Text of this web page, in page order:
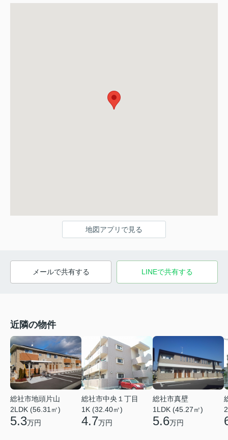
地図アプリで見る
メールで共有する LINEで共有する
近隣の物件
総社市地頭片山
2LDK (56.31㎡)
5.3万円
総社市中央１丁目
1K (32.40㎡)
4.7万円
総社市真壁
1LDK (45.27㎡)
5.6万円